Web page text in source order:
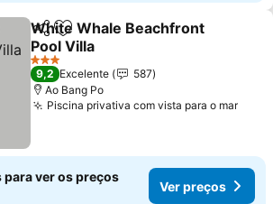
PartilharAdicionar aos favoritos
White Whale Beachfront
Pool Villa
Ver preços
3 Estrelas
9,2 Excelente
587
Ao Bang Po
Piscina privativa com vista para o marVer
para ver os preços
Ver preços